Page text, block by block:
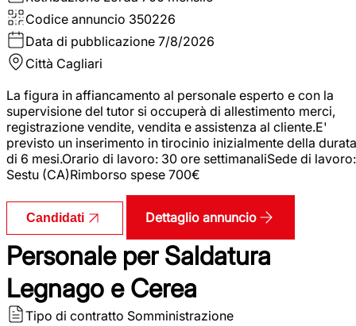
Codice annuncio 350226
Data di pubblicazione 7/8/2026
Città Cagliari
La figura in affiancamento al personale esperto e con la
supervisione del tutor si occuperà di allestimento merci,
registrazione vendite, vendita e assistenza al cliente.E'
previsto un inserimento in tirocinio inizialmente della durata
di 6 mesi.Orario di lavoro: 30 ore settimanaliSede di lavoro:
Sestu (CA)Rimborso spese 700€
Candidati Dettaglio annuncio
Personale per Saldatura
Legnago e Cerea
Tipo di contratto Somministrazione